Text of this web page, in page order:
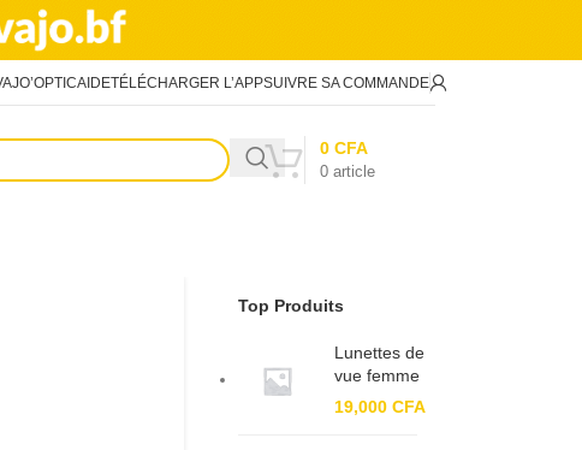
AIDETÉLÉCHARGER L’APPSUIVRE SA COMMANDE
0 article
0 CFA
Top Produits
Lunettes de
vue femme
BF 82196
19,000CFA